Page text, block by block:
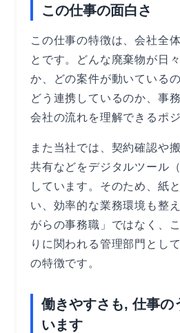
この仕事の面白さ
この仕事の特徴は、会社全
とです。どんな廃棄物が日
か、どの案件が動いている
どう連携しているのか、事
会社の流れを理解できるポ
また当社では、契約確認や
共有などをデジタルツール
しています。そのため、紙
い、効率的な業務環境も整
がらの事務職」ではなく、
りに関われる管理部門とし
の特徴です。
働きやすさも, 仕事の
います